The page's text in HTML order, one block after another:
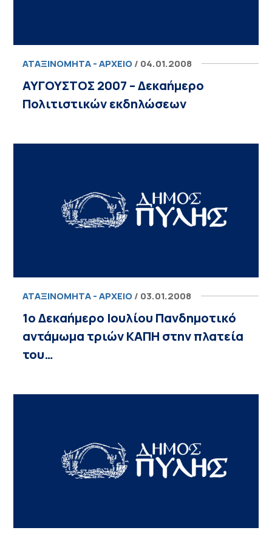
ΑΤΑΞΙΝΌΜΗΤΑ - ΑΡΧΕΊΟ / 04.01.2008
ΑΥΓΟΥΣΤΟΣ 2007 – Δεκαήμερο
Πολιτιστικών εκδηλώσεων
ΑΤΑΞΙΝΌΜΗΤΑ - ΑΡΧΕΊΟ / 03.01.2008
1ο Δεκαήμερο Ιουλίου Πανδημοτικό
αντάμωμα τριών ΚΑΠΗ στην πλατεία
του…